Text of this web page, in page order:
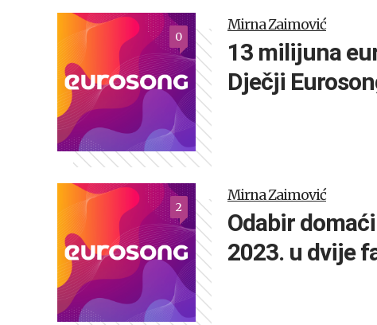
0
Mirna Zaimović
13 milijuna
Dječji
2
Mirna Zaimović
Odabir
2023. u dvije